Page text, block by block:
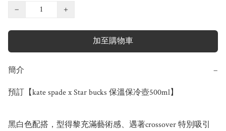
−
+
加至購物車
簡介 −
預訂【kate spade x Star bucks 保溫保冷壺500ml】
黑白色配搭，型得黎充滿藝術感、遇著crossover 特別吸引